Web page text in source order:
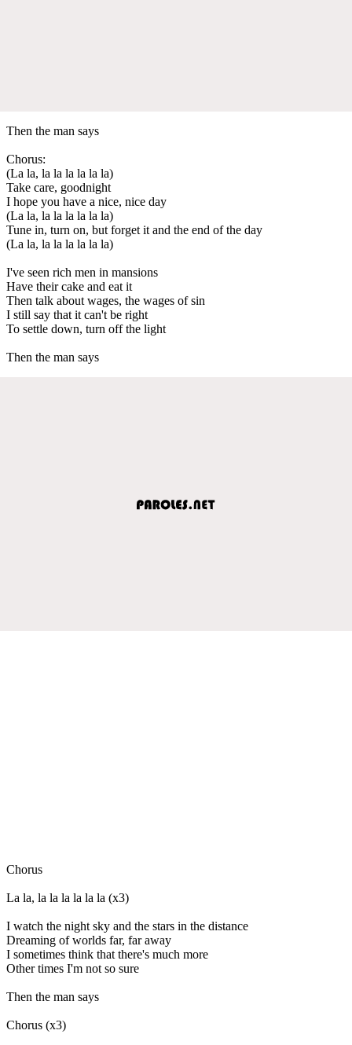
Then the man says
Chorus:
(La la, la la la la la la)
Take care, goodnight
I hope you have a nice, nice day
(La la, la la la la la la)
Tune in, turn on, but forget it and the end of the day
(La la, la la la la la la)
I've seen rich men in mansions
Have their cake and eat it
Then talk about wages, the wages of sin
I still say that it can't be right
To settle down, turn off the light
Then the man says
Chorus
La la, la la la la la la (x3)
I watch the night sky and the stars in the distance
Dreaming of worlds far, far away
I sometimes think that there's much more
Other times I'm not so sure
Then the man says
Chorus (x3)